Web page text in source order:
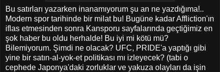
Bu satırları yazarken inanamıyorum şu an ne yazdığıma!..
Modern spor tarihinde bir milat bu! Bugüne kadar Affliction'ın
iflas etmesinden sonra Kansporu sayfalarında geçtiğimiz en
şok haber bu oldu herhalde! Bu iyi mi kötü mü?
Bilemiyorum. Şimdi ne olacak? UFC, PRIDE'a yaptığı gibi
yine bir satın-al-yok-et politikası mı izleyecek? (tabi o
cephede Japonya'daki zorluklar ve yakuza olayları da işin